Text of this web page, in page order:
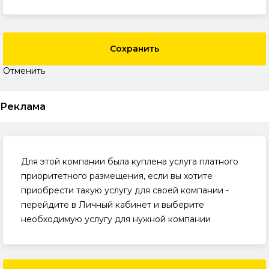
Сохранить
Отменить
Реклама
Для этой компании была куплена услуга платного
приоритетного размещения, если вы хотите
приобрести такую услугу для своей компании -
перейдите в Личный кабинет и выберите
необходимую услугу для нужной компании